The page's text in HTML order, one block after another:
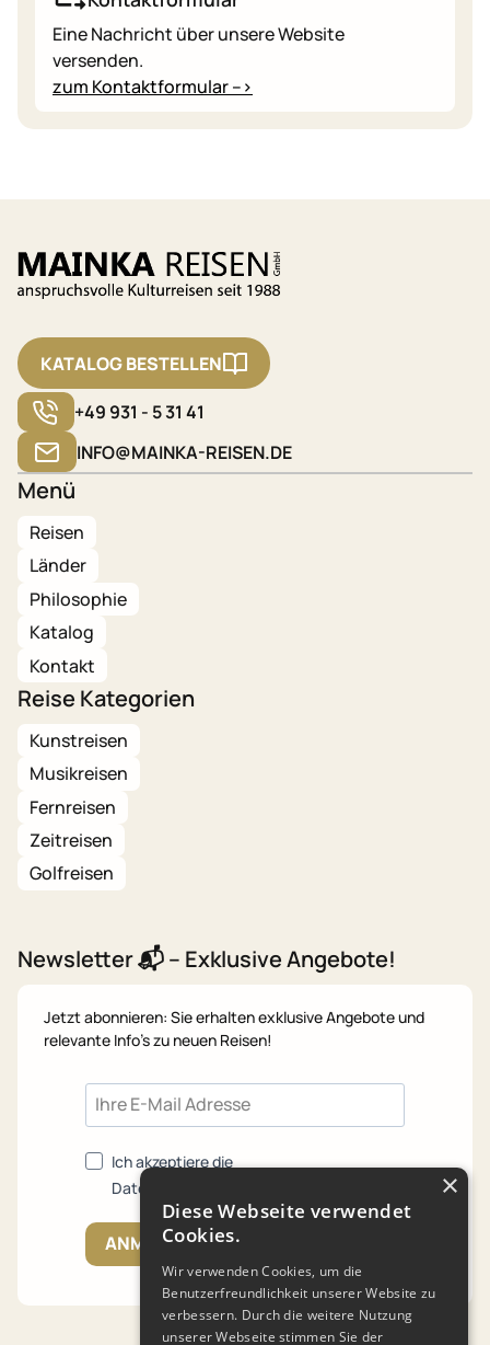
Eine Nachricht über unsere Website
versenden.
zum Kontaktformular -->
KATALOG BESTELLEN
+49 931 - 5 31 41
INFO@MAINKA-REISEN.DE
Menü
Reisen
Länder
Philosophie
Katalog
Kontakt
Reise Kategorien
Kunstreisen
Musikreisen
Fernreisen
Zeitreisen
Golfreisen
Newsletter 📬 – Exklusive Angebote!
Jetzt abonnieren: Sie erhalten exklusive Angebote und
relevante Info's zu neuen Reisen!
Ich akzeptiere die
Datenschutzrichtlinien.
ANMELDEN
×
Diese Webseite verwendet
Cookies.
Wir verwenden Cookies, um die
Benutzerfreundlichkeit unserer Website zu
verbessern. Durch die weitere Nutzung
unserer Webseite stimmen Sie der